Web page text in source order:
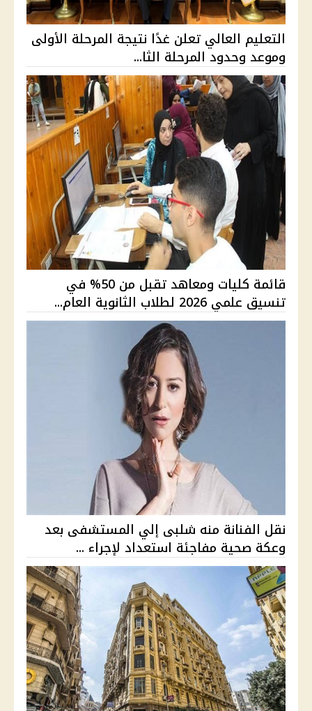
التعليم العالي تعلن غدًا نتيجة المرحلة الأولى
وموعد وحدود المرحلة الثا...
قائمة كليات ومعاهد تقبل من 50% في
تنسيق علمي 2026 لطلاب الثانوية العام...
نقل الفنانة منه شلبى إلي المستشفى بعد
وعكة صحية مفاجئة استعداد لإجراء ...